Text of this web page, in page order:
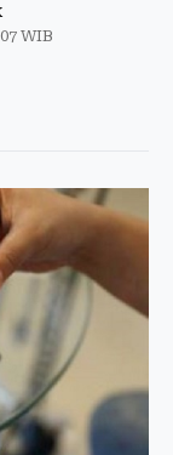
WIB